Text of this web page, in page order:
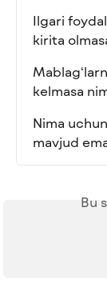
Ilgari
kirita
kelmasa
Nima
mavjud
Bu